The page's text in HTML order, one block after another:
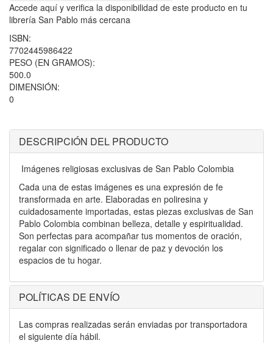
Accede aquí y verifica la disponibilidad de este producto en tu
librería San Pablo más cercana
ISBN:
7702445986422
PESO (EN GRAMOS):
500.0
DIMENSIÓN:
0
DESCRIPCIÓN DEL PRODUCTO
Imágenes religiosas exclusivas de San Pablo Colombia
Cada una de estas imágenes es una expresión de fe
transformada en arte. Elaboradas en poliresina y
cuidadosamente importadas, estas piezas exclusivas de San
Pablo Colombia combinan belleza, detalle y espiritualidad.
Son perfectas para acompañar tus momentos de oración,
regalar con significado o llenar de paz y devoción los
espacios de tu hogar.
POLÍTICAS DE ENVÍO
Las compras realizadas serán enviadas por transportadora
el siguiente día hábil.